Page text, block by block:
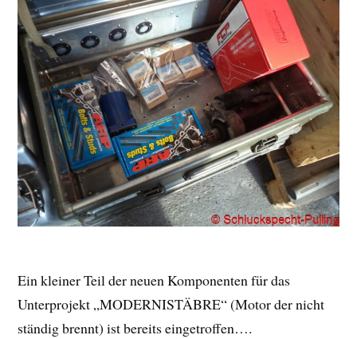
Ein kleiner Teil der neuen Komponenten für das
Unterprojekt „MODERNISTÄBRE“ (Motor der nicht
ständig brennt) ist bereits eingetroffen….